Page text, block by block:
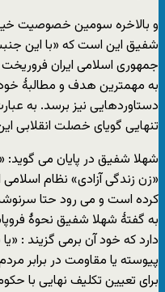
و بالاخره سومین خصوصیت
شفیق این است که «با این
جمهوری اسلامی ایران
به مهمترین هدف و مطالبۀ
دستاوردهایی نیز برسد. به
تنهایی گویای خصلت
شهلا شفیق در پایان می
«زن زندگی آزادی» نظام
کرده است و می رود حتا سرنوشت
به گفتۀ شهلا شفیق نحوۀ
دارد که خود آن برمی گزیند :
پیوسته یا مقاومت در برابر
برای تعیین تکلیف نهایی با